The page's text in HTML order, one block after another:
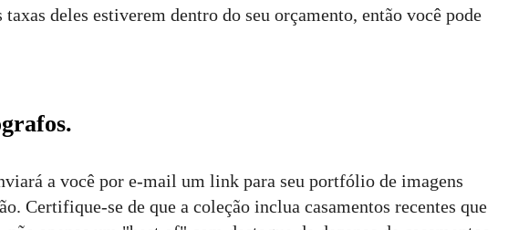
taxas deles estiverem dentro do seu orçamento, então você pode
a você por e-mail um link para seu portfólio de imagens
Certifique-se de que a coleção inclua casamentos recentes que